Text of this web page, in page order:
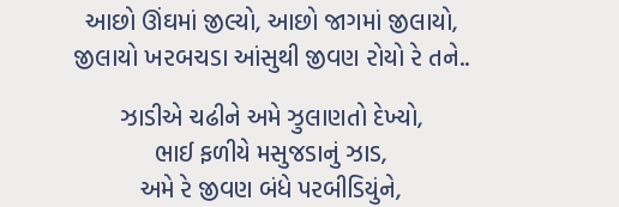
આછો ઊંઘમાં જીલ્યો, આછો જાગમાં જીલાયો,
જીલાયો ખરબચડા આંસુથી જીવણ રોયો રે તને..
ઝાડીએ ચઢીને અમે ઝુલાણતો દેખ્યો,
ભાઈ ફળીયે મસુજડાનું ઝાડ,
અમે રે જીવણ બંધે પરબીડિયુંને,